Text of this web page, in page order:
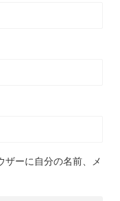
ザーに自分の名前、メ